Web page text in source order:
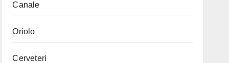
Canale
Oriolo
Cerveteri